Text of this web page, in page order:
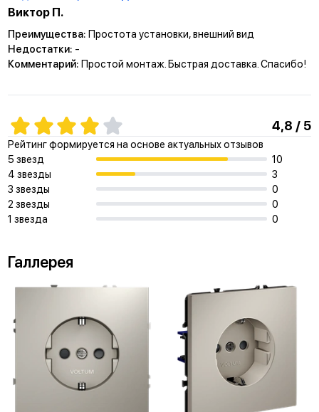
Виктор П.
Преимущества: Простота установки, внешний вид
Недостатки: -
Комментарий: Простой монтаж. Быстрая доставка. Спасибо!
4,8 / 5
Рейтинг формируется на основе актуальных отзывов
5 звезд
10
4 звезды
3
3 звезды
0
2 звезды
0
1 звезда
0
Галлерея